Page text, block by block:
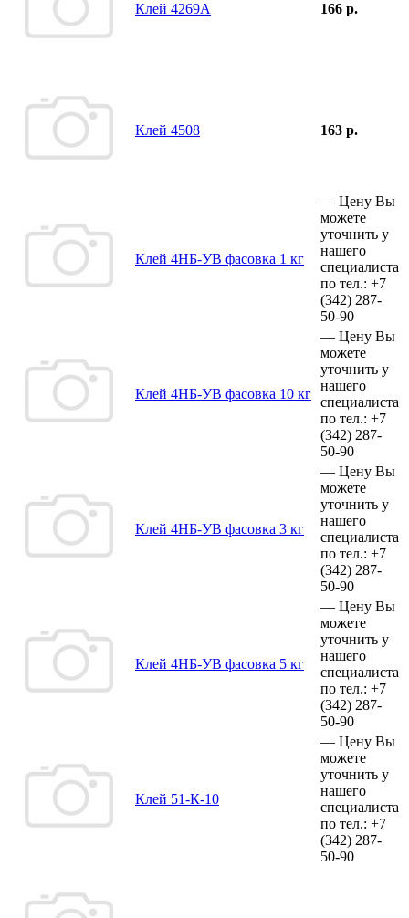
Клей 4269А 166 р.
Клей 4508 163 р.
Клей 4НБ-УВ фасовка 1 кг
— Цену Вы
можете
уточнить у
нашего
специалиста
по тел.: +7
(342) 287-
50-90
Клей 4НБ-УВ фасовка 10 кг
— Цену Вы
можете
уточнить у
нашего
специалиста
по тел.: +7
(342) 287-
50-90
Клей 4НБ-УВ фасовка 3 кг
— Цену Вы
можете
уточнить у
нашего
специалиста
по тел.: +7
(342) 287-
50-90
Клей 4НБ-УВ фасовка 5 кг
— Цену Вы
можете
уточнить у
нашего
специалиста
по тел.: +7
(342) 287-
50-90
Клей 51-К-10
— Цену Вы
можете
уточнить у
нашего
специалиста
по тел.: +7
(342) 287-
50-90